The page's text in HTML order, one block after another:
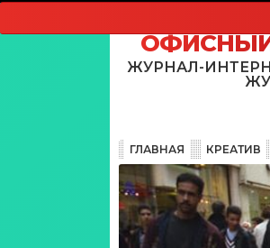
ЖУРНАЛ-
ГЛАВНАЯ КРЕАТИВ